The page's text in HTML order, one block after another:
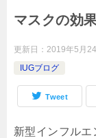
マスクの効
更新日： 2019年5月
IUGブログ
Tweet
新型インフルエ